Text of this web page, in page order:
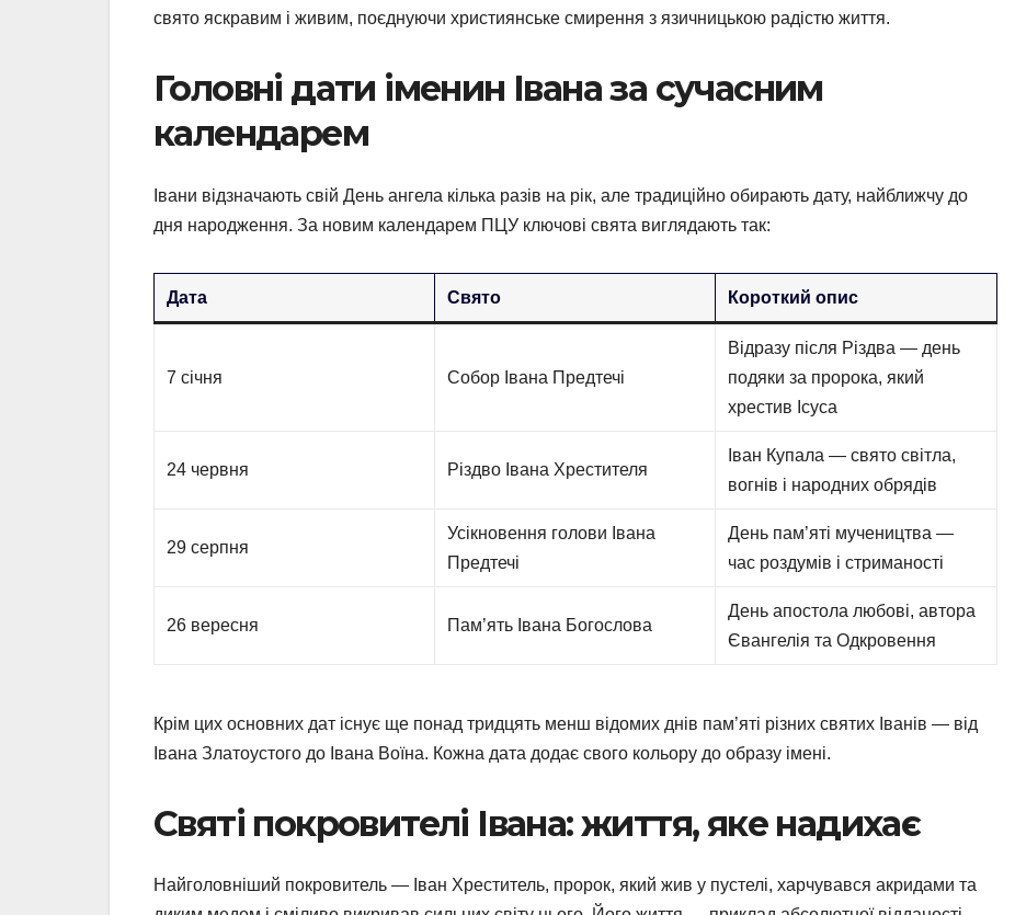
свято яскравим і живим, поєднуючи християнське смирення з язичницькою радістю життя.
Головні дати іменин Івана за сучасним
календарем
Івани відзначають свій День ангела кілька разів на рік, але традиційно обирають дату, найближчу до
дня народження. За новим календарем ПЦУ ключові свята виглядають так:
Дата Свято Короткий опис
7 січня Собор Івана Предтечі
Відразу після Різдва — день
подяки за пророка, який
хрестив Ісуса
24 червня Різдво Івана Хрестителя
Іван Купала — свято світла,
вогнів і народних обрядів
29 серпня
Усікновення голови Івана
Предтечі
День пам’яті мучеництва —
час роздумів і стриманості
26 вересня Пам’ять Івана Богослова
День апостола любові, автора
Євангелія та Одкровення
Крім цих основних дат існує ще понад тридцять менш відомих днів пам’яті різних святих Іванів — від
Івана Златоустого до Івана Воїна. Кожна дата додає свого кольору до образу імені.
Святі покровителі Івана: життя, яке надихає
Найголовніший покровитель — Іван Хреститель, пророк, який жив у пустелі, харчувався акридами та